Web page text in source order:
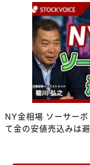
NY金相場 ソーサー
て金の安値売込みは